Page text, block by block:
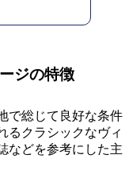
ジの特徴
で総じて良好な条件
るクラシックなヴィ
などを参考にした主